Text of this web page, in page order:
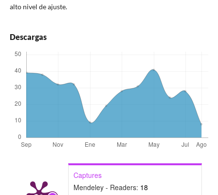
alto nivel de ajuste.
Descargas
Captures
Mendeley - Readers: 18